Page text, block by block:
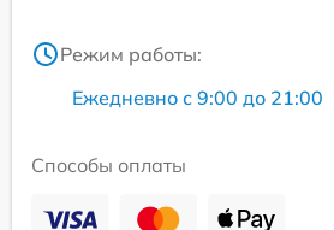
Режим работы:
Ежедневно с 9:00 до 21:00
Способы оплаты